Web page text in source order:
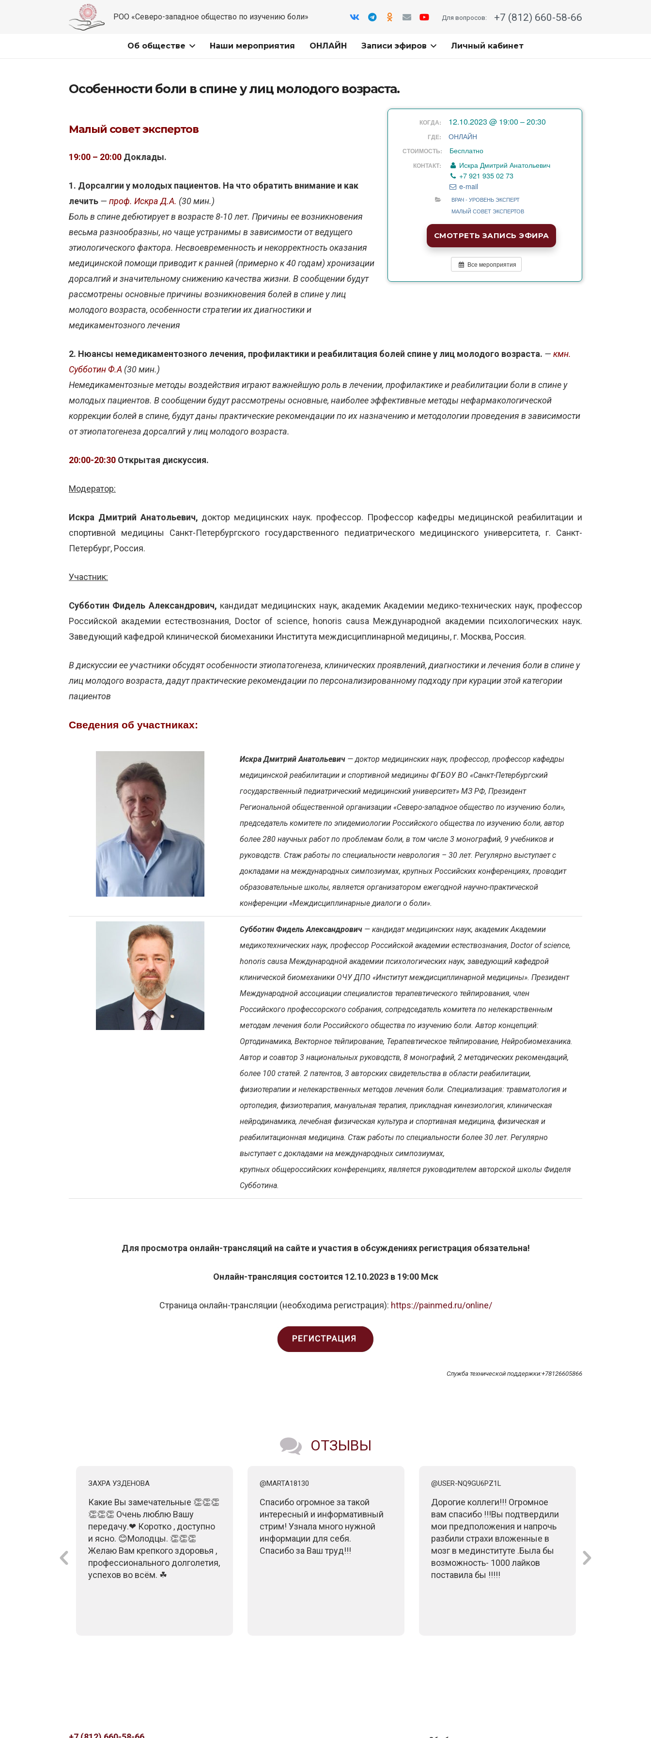
РОО «Северо-западное общество по изучению боли» Для вопросов: +7 (812) 660-58-66
Об обществе Наши мероприятия ОНЛАЙН Записи эфиров Личный кабинет
Особенности боли в спине у лиц молодого возраста.
Все мероприятия
КОГДА: 12.10.2023 @ 19:00 – 20:30
ГДЕ: ОНЛАЙН
СТОИМОСТЬ: Бесплатно
КОНТАКТ:
Искра Дмитрий Анатольевич
+7 921 935 02 73
e-mail
ВРАЧ - УРОВЕНЬ ЭКСПЕРТ
МАЛЫЙ СОВЕТ ЭКСПЕРТОВ
СМОТРЕТЬ ЗАПИСЬ ЭФИРА
Малый совет экспертов
19:00 – 20:00 Доклады.
1. Дорсалгии у молодых пациентов. На что обратить внимание и как
лечить — проф. Искра Д.А. (30 мин.)
Боль в спине дебютирует в возрасте 8-10 лет. Причины ее возникновения
весьма разнообразны, но чаще устранимы в зависимости от ведущего
этиологического фактора. Несвоевременность и некорректность оказания
медицинской помощи приводит к ранней (примерно к 40 годам) хронизации
дорсалгий и значительному снижению качества жизни. В сообщении будут
рассмотрены основные причины возникновения болей в спине у лиц
молодого возраста, особенности стратегии их диагностики и
медикаментозного лечения
2. Нюансы немедикаментозного лечения, профилактики и реабилитация болей спине у лиц молодого возраста. — кмн.
Субботин Ф.А (30 мин.)
Немедикаментозные методы воздействия играют важнейшую роль в лечении, профилактике и реабилитации боли в спине у
молодых пациентов. В сообщении будут рассмотрены основные, наиболее эффективные методы нефармакологической
коррекции болей в спине, будут даны практические рекомендации по их назначению и методологии проведения в зависимости
от этиопатогенеза дорсалгий у лиц молодого возраста.
20:00-20:30 Открытая дискуссия.
Модератор:
Искра Дмитрий Анатольевич, доктор медицинских наук. профессор. Профессор кафедры медицинской реабилитации и
спортивной медицины Санкт-Петербургского государственного педиатрического медицинского университета, г. Санкт-
Петербург, Россия.
Участник:
Субботин Фидель Александрович, кандидат медицинских наук, академик Академии медико-технических наук, профессор
Российской академии естествознания, Doctor of science, honoris causa Международной академии психологических наук.
Заведующий кафедрой клинической биомеханики Института междисциплинарной медицины, г. Москва, Россия.
В дискуссии ее участники обсудят особенности этиопатогенеза, клинических проявлений, диагностики и лечения боли в спине у
лиц молодого возраста, дадут практические рекомендации по персонализированному подходу при курации этой категории
пациентов
Сведения об участниках:
Искра Дмитрий Анатольевич — доктор медицинских наук, профессор, профессор кафедры
медицинской реабилитации и спортивной медицины ФГБОУ ВО «Санкт-Петербургский
государственный педиатрический медицинский университет» МЗ РФ, Президент
Региональной общественной организации «Северо-западное общество по изучению боли»,
председатель комитете по эпидемиологии Российского общества по изучению боли, автор
более 280 научных работ по проблемам боли, в том числе 3 монографий, 9 учебников и
руководств. Стаж работы по специальности неврология – 30 лет. Регулярно выступает с
докладами на международных симпозиумах, крупных Российских конференциях, проводит
образовательные школы, является организатором ежегодной научно-практической
конференции «Междисциплинарные диалоги о боли».
Субботин Фидель Александрович — кандидат медицинских наук, академик Академии
медикотехнических наук, профессор Российской академии естествознания, Doctor of science,
honoris causa Международной академии психологических наук, заведующий кафедрой
клинической биомеханики ОЧУ ДПО «Институт междисциплинарной медицины». Президент
Международной ассоциации специалистов терапевтического тейпирования, член
Российского профессорского собрания, сопредседатель комитета по нелекарственным
методам лечения боли Российского общества по изучению боли. Автор концепций:
Ортодинамика, Векторное тейпирование, Терапевтическое тейпирование, Нейробиомеханика.
Автор и соавтор 3 национальных руководств, 8 монографий, 2 методических рекомендаций,
более 100 статей. 2 патентов, 3 авторских свидетельства в области реабилитации,
физиотерапии и нелекарственных методов лечения боли. Специализация: травматология и
ортопедия, физиотерапия, мануальная терапия, прикладная кинезиология, клиническая
нейродинамика, лечебная физическая культура и спортивная медицина, физическая и
реабилитационная медицина. Стаж работы по специальности более 30 лет. Регулярно
выступает с докладами на международных симпозиумах,
крупных общероссийских конференциях, является руководителем авторской школы Фиделя
Субботина.
Для просмотра онлайн-трансляций на сайте и участия в обсуждениях регистрация обязательна!
Онлайн-трансляция состоится 12.10.2023 в 19:00 Мск
Страница онлайн-трансляции (необходима регистрация): https://painmed.ru/online/
Служба технической поддержки:+78126605866
ОТЗЫВЫ
ЗАХРА УЗДЕНОВА
Какие Вы замечательные 👏👏👏
👏👏👏 Очень люблю Вашу
передачу.❤ Коротко , доступно
и ясно. 😊Молодцы. 👏👏👏
Желаю Вам крепкого здоровья ,
профессионального долголетия,
успехов во всём. ☘
@MARTA18130
Спасибо огромное за такой
интересный и информативный
стрим! Узнала много нужной
информации для себя.
Спасибо за Ваш труд!!!
@USER-NQ9GU6PZ1L
Дорогие коллеги!!! Огромное
вам спасибо !!!Вы подтвердили
мои предположения и напрочь
разбили страхи вложенные в
мозг в мединституте .Была бы
возможность- 1000 лайков
поставила бы !!!!!